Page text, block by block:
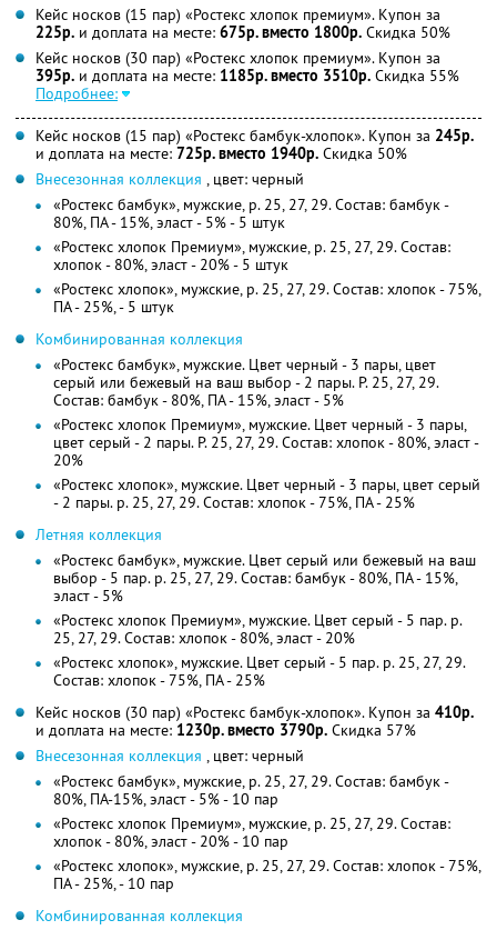
Кейс носков (15 пар) «Ростекс хлопок премиум». Купон за
225р. и доплата на месте: 675р. вместо 1800р. Скидка 50%
Кейс носков (30 пар) «Ростекс хлопок премиум». Купон за
395р. и доплата на месте: 1185р. вместо 3510р. Скидка 55%
Подробнее:
Кейс носков (15 пар) «Ростекс бамбук-хлопок». Купон за 245р.
и доплата на месте: 725р. вместо 1940р. Скидка 50%
Внесезонная коллекция , цвет: черный
«Ростекс бамбук», мужские, р. 25, 27, 29. Состав: бамбук -
80%, ПА - 15%, эласт - 5% - 5 штук
«Ростекс хлопок Премиум», мужские, р. 25, 27, 29. Состав:
хлопок - 80%, эласт - 20% - 5 штук
«Ростекс хлопок», мужские, р. 25, 27, 29. Состав: хлопок - 75%,
ПА - 25%, - 5 штук
Комбинированная коллекция
«Ростекс бамбук», мужские. Цвет черный - 3 пары, цвет
серый или бежевый на ваш выбор - 2 пары. Р. 25, 27, 29.
Состав: бамбук - 80%, ПА - 15%, эласт - 5%
«Ростекс хлопок Премиум», мужские. Цвет черный - 3 пары,
цвет серый - 2 пары. Р. 25, 27, 29. Состав: хлопок - 80%, эласт -
20%
«Ростекс хлопок», мужские. Цвет черный - 3 пары, цвет серый
- 2 пары. р. 25, 27, 29. Состав: хлопок - 75%, ПА - 25%
Летняя коллекция
«Ростекс бамбук», мужские. Цвет серый или бежевый на ваш
выбор - 5 пар. р. 25, 27, 29. Состав: бамбук - 80%, ПА - 15%,
эласт - 5%
«Ростекс хлопок Премиум», мужские. Цвет серый - 5 пар. р.
25, 27, 29. Состав: хлопок - 80%, эласт - 20%
«Ростекс хлопок», мужские. Цвет серый - 5 пар. р. 25, 27, 29.
Состав: хлопок - 75%, ПА - 25%
Кейс носков (30 пар) «Ростекс бамбук-хлопок». Купон за 410р.
и доплата на месте: 1230р. вместо 3790р. Скидка 57%
Внесезонная коллекция , цвет: черный
«Ростекс бамбук», мужские, р. 25, 27, 29. Состав: бамбук -
80%, ПА-15%, эласт - 5% - 10 пар
«Ростекс хлопок Премиум», мужские, р. 25, 27, 29. Состав:
хлопок - 80%, эласт - 20% - 10 пар
«Ростекс хлопок», мужские, р. 25, 27, 29. Состав: хлопок - 75%,
ПА - 25%, - 10 пар
Комбинированная коллекция